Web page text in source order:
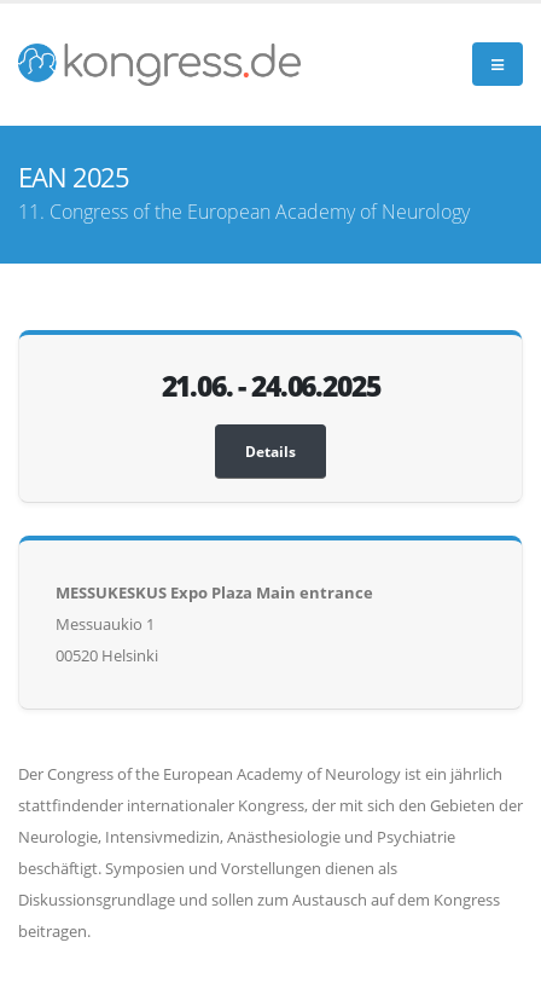
EAN 2025
11. Congress of the European Academy of Neurology
21.06. - 24.06.2025
Details
MESSUKESKUS Expo Plaza Main entrance
Messuaukio 1
00520 Helsinki
Der Congress of the European Academy of Neurology ist ein jährlich
stattfindender internationaler Kongress, der mit sich den Gebieten der
Neurologie, Intensivmedizin, Anästhesiologie und Psychiatrie
beschäftigt. Symposien und Vorstellungen dienen als
Diskussionsgrundlage und sollen zum Austausch auf dem Kongress
beitragen.